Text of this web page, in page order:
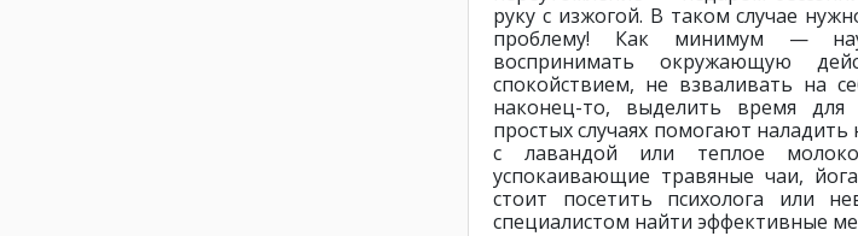
руку с изжогой. В таком случае
проблему! Как минимум —
воспринимать окружающую
спокойствием, не взваливать на
наконец-то, выделить время
простых случаях помогают
с лавандой или теплое
успокаивающие травяные чаи,
стоит посетить психолога или
специалистом найти эффективные